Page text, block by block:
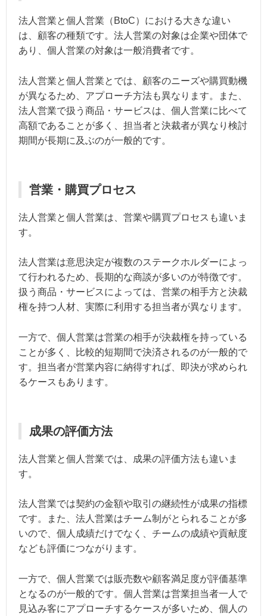
法人営業と個人営業（BtoC）における大きな違い
は、顧客の種類です。法人営業の対象は企業や団体で
あり、個人営業の対象は一般消費者です。
法人営業と個人営業とでは、顧客のニーズや購買動機
が異なるため、アプローチ方法も異なります。また、
法人営業で扱う商品・サービスは、個人営業に比べて
高額であることが多く、担当者と決裁者が異なり検討
期間が長期に及ぶのが一般的です。
営業・購買プロセス
法人営業と個人営業は、営業や購買プロセスも違いま
す。
法人営業は意思決定が複数のステークホルダーによっ
て行われるため、長期的な商談が多いのが特徴です。
扱う商品・サービスによっては、営業の相手方と決裁
権を持つ人材、実際に利用する担当者が異なります。
一方で、個人営業は営業の相手が決裁権を持っている
ことが多く、比較的短期間で決済されるのが一般的で
す。担当者が営業内容に納得すれば、即決が求められ
るケースもあります。
成果の評価方法
法人営業と個人営業では、成果の評価方法も違いま
す。
法人営業では契約の金額や取引の継続性が成果の指標
です。また、法人営業はチーム制がとられることが多
いので、個人成績だけでなく、チームの成績や貢献度
なども評価につながります。
一方で、個人営業では販売数や顧客満足度が評価基準
となるのが一般的です。個人営業は営業担当者一人で
見込み客にアプローチするケースが多いため、個人の